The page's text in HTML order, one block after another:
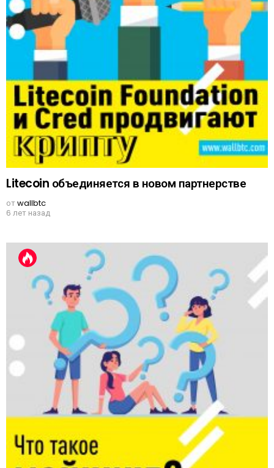
Litecoin объединяется в новом партнерстве
отwallbtc
6 лет назад